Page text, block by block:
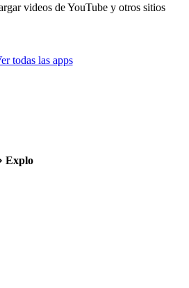
videos de YouTube y otros sitios
todas las apps
Explo